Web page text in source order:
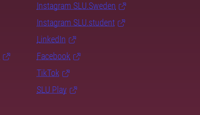
Instagram SLU.Sweden
Instagram SLU.student
LinkedIn
Facebook
TikTok
SLU Play